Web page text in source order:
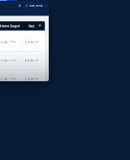
using